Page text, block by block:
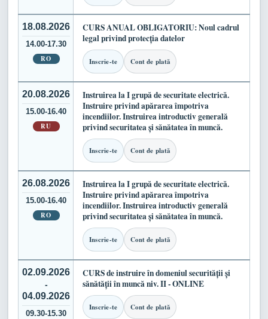
18.08.2026
14.00-17.30
RO
CURS ANUAL OBLIGATORIU: Noul cadrul
legal privind protecția datelor
Inscrie-te Cont de plată
20.08.2026
15.00-16.40
RU
Instruirea la I grupă de securitate electrică.
Instruire privind apărarea împotriva
incendiilor. Instruirea introductiv generală
privind securitatea și sănătatea în muncă.
Inscrie-te Cont de plată
26.08.2026
15.00-16.40
RO
Instruirea la I grupă de securitate electrică.
Instruire privind apărarea împotriva
incendiilor. Instruirea introductiv generală
privind securitatea și sănătatea în muncă.
Inscrie-te Cont de plată
02.09.2026
-
04.09.2026
09.30-15.30
CURS de instruire în domeniul securității și
sănătății în muncă niv. II - ONLINE
Inscrie-te Cont de plată